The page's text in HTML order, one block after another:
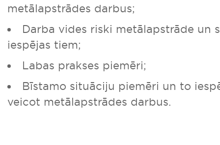
metālapstrādes darbus;
Darba vides riski metālapstrāde un
iespējas tiem;
Labas prakses piemēri;
Bīstamo situāciju piemēri un to
veicot metālapstrādes darbus.